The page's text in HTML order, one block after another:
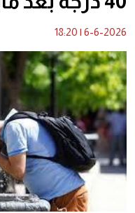
6-6-2026
|
18:20